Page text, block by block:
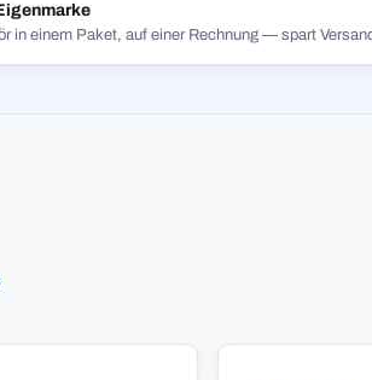
in einem Paket, auf einer Rechnung — spart